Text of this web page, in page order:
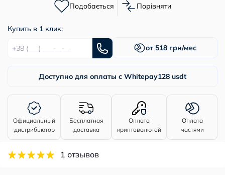
Подобається Порівняти
Купить в 1 клик:
от 518 грн/мес
Доступно для оплаты с Whitepay128 usdt
Официальный
дистрибьютор
Бесплатная
доставка
Оплата
криптовалютой
Оплата
частями
1 отзывов